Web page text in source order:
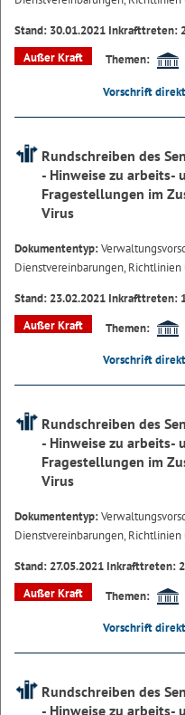
Stand: 30.01.2021 Inkrafttreten:
Außer Kraft
Themen:
Vorschrift
Rundschreiben des
- Hinweise zu arbeits-
Fragestellungen im
Virus
Dokumententyp:
Dienstvereinbarungen,
Stand: 23.02.2021 Inkrafttreten:
Außer Kraft
Themen:
Vorschrift
Rundschreiben des
- Hinweise zu arbeits-
Fragestellungen im
Virus
Dokumententyp:
Dienstvereinbarungen,
Stand: 27.05.2021 Inkrafttreten:
Außer Kraft
Themen:
Vorschrift
Rundschreiben des
- Hinweise zu arbeits-